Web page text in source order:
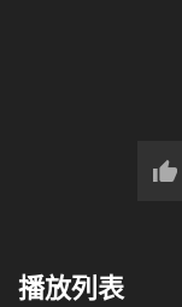
「凡稱呼我『主
行我天父旨意的
提進天國。由此
什麼人才能被提
播放列表